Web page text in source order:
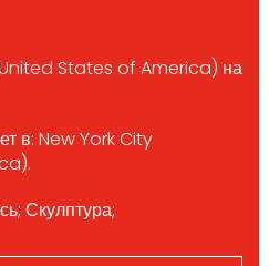
States of America) на
в: New York City
Скулптура;